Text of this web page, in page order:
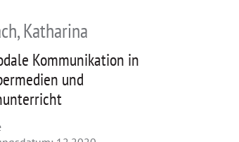
Katharina
Kommunikation in
und